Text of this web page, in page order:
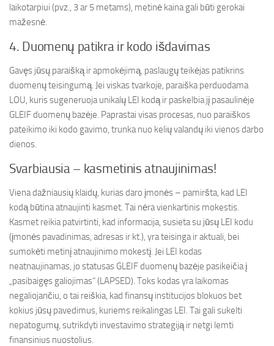
laikotarpiui (pvz., 3 ar 5 metams), metinė kaina gali būti gerokai
mažesnė.
4. Duomenų patikra ir kodo išdavimas
Gavęs jūsų paraišką ir apmokėjimą, paslaugų teikėjas patikrins
duomenų teisingumą. Jei viskas tvarkoje, paraiška perduodama
LOU, kuris sugeneruoja unikalų LEI kodą ir paskelbia jį pasaulinėje
GLEIF duomenų bazėje. Paprastai visas procesas, nuo paraiškos
pateikimo iki kodo gavimo, trunka nuo kelių valandų iki vienos darbo
dienos.
Svarbiausia – kasmetinis atnaujinimas!
Viena dažniausių klaidų, kurias daro įmonės – pamiršta, kad LEI
kodą būtina atnaujinti kasmet. Tai nėra vienkartinis mokestis.
Kasmet reikia patvirtinti, kad informacija, susieta su jūsų LEI kodu
(įmonės pavadinimas, adresas ir kt.), yra teisinga ir aktuali, bei
sumokėti metinį atnaujinimo mokestį. Jei LEI kodas
neatnaujinamas, jo statusas GLEIF duomenų bazėje pasikeičia į
„pasibaigęs galiojimas“ (LAPSED). Toks kodas yra laikomas
negaliojančiu, o tai reiškia, kad finansų institucijos blokuos bet
kokius jūsų pavedimus, kuriems reikalingas LEI. Tai gali sukelti
nepatogumų, sutrikdyti investavimo strategiją ir netgi lemti
finansinius nuostolius.